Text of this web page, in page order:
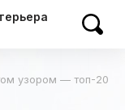
узором — топ-20